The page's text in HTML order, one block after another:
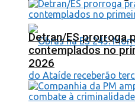
Detran/ES prorroga
contemplados no
2026